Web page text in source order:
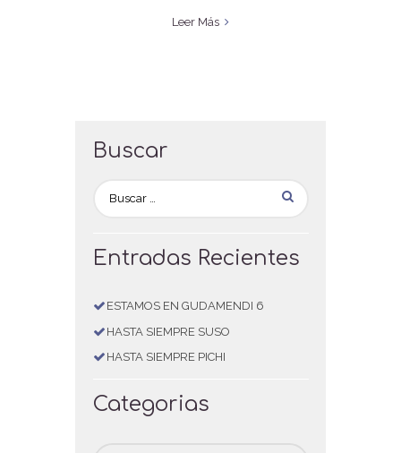
Leer Más
Buscar
Entradas Recientes
ESTAMOS EN GUDAMENDI 6
HASTA SIEMPRE SUSO
HASTA SIEMPRE PICHI
Categorias